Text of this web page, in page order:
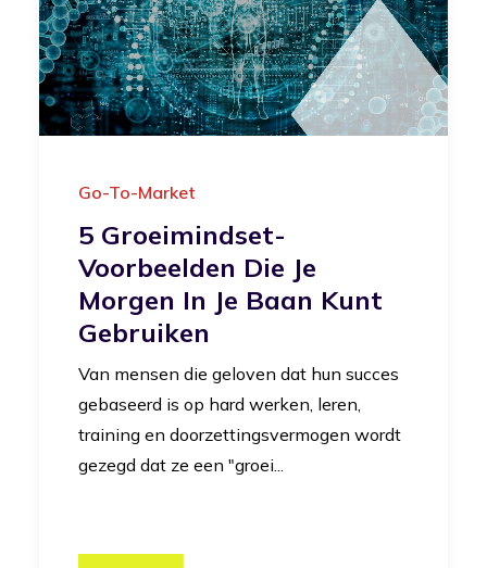
Go-To-Market
5 Groeimindset-
Voorbeelden Die Je
Morgen In Je Baan Kunt
Gebruiken
Van mensen die geloven dat hun succes
gebaseerd is op hard werken, leren,
training en doorzettingsvermogen wordt
gezegd dat ze een "groei...